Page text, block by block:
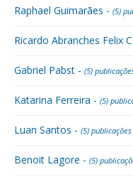
Raphael Guimarães - (5)
Ricardo Abranches Felix
Gabriel Pabst - (5)
Katarina Ferreira - (5)
Luan Santos - (5) publicações
Benoit Lagore - (5)